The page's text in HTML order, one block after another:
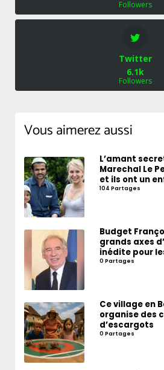
Followers
Twitter
6.1k
Followers
Vous aimerez aussi
L’amant
Marechal Le
et ils ont un
104 Partages
Budget
grands axes
inédite pour
0 Partages
Ce village en
organise des
d’escargots
0 Partages